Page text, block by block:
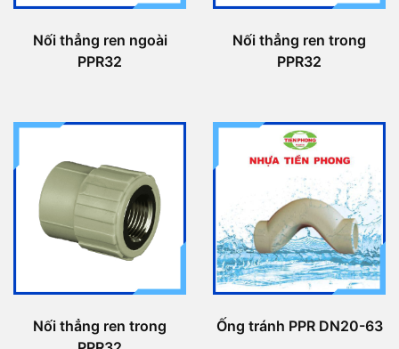
Nối thẳng ren ngoài
PPR32
Nối thẳng ren trong
PPR32
Nối thẳng ren trong
Ống tránh PPR DN20-63